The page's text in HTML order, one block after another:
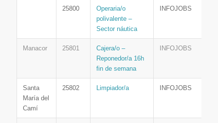
25800
Operaria/o
polivalente –
Sector náutica
INFOJOBS
Manacor 25801
Cajera/o –
Reponedor/a 16h
fin de semana
INFOJOBS
Santa
María del
Camí
25802 Limpiador/a INFOJOBS